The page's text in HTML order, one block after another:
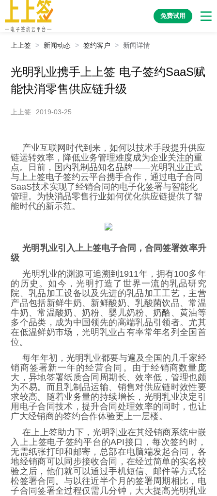
免费试用
上上签 > 新闻动态 > 签约客户 > 新闻详情
光明乳业携手上上签 电子签约SaaS赋
能快消零售供应链升级
上上签 2019-03-25
产业互联网时代到来，如何以技术手段提升供应
链运转效率，降低业务管理难度成为企业关注的重
点。日前，国内乳制品知名品牌——光明乳业正式
与上上签电子签约云平台携手合作，通过电子合同
SaaS技术实现了经销合同的电子化签署与智能化
管理。为快消品零售行业如何优化供应链提供了智
能时代的新示范。
光明乳业引入上上签电子合同，合同签署效率升
级
光明乳业的渊源可追溯到1911年，拥有100多年
的历史。如今，光明打造了世界一流的乳品研究
院、乳品加工设备以及先进的乳品加工工艺，主营
产品包括新鲜牛奶、新鲜酸奶、乳酸菌饮品、常温
牛奶、常温酸奶、奶粉、婴儿奶粉、奶酪、黄油等
多个品类，成为中国领先的高端乳品引领者。尤其
在低温鲜奶市场，光明乳业占有率常年名列全国首
位。
每年年初，光明乳业都要与遍及全国的几千家经
销商签署新一年的经营合同。由于经销商数量庞
大，异地签署纸质合同周期长、效率低，管理也颇
为不易。而且乳制品运输、销售对供应链时效性要
求较高。随着业务量的持续增长，光明乳业决定引
用电子合同技术，提升合同处理效率的同时，也让
广大经销商的签约合作体验更上一层楼。
在上上签助力下，光明乳业在其经销商系统中嵌
入上上签电子签约平台的API接口，每次签约时，
无需纸张打印和邮寄，总部在电脑端发起合同，各
地经销商可以同步接收合同，在经过简单的实名校
验之后，他们就可以通过手机短信、邮件等方式轻
松签署合同。与以往近半个月的签署周期相比，电
子合同签署全过程仅需几分钟，大大提高光明乳业